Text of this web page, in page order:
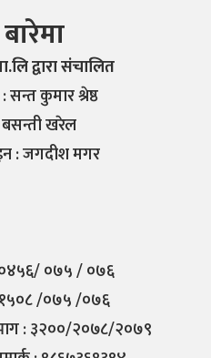
बारेमा
द्वारा संचालित
सन्त कुमार श्रेष्ठ
खरेल
: जगदीश मगर
०७५ / ०७६
१५०८ /०७५ /०७६
: ३२००/२०७८/२०७९